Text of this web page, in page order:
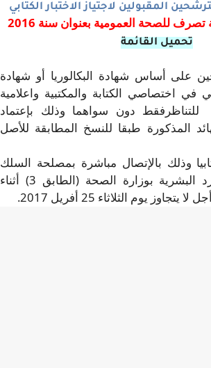
المقبولين لاجتياز الاختبار الكتابي
للصحة العمومية بعنوان سنة 2016
تحميل القائمة
أساس شهادة البكالوريا أو شهادة
اختصاصي الكتابة والمكتبية واعلامية
دون سواهما وذلك بإعتماد
المذكورة طبقا للنسخ المطابقة للأصل
وذلك بالإتصال مباشرة بمصلحة السلك
الإداري بإدارة الموارد البشرية بوزارة الصحة (الطابق 3) أثناء
يوم الثلاثاء 25 أفريل 2017
.